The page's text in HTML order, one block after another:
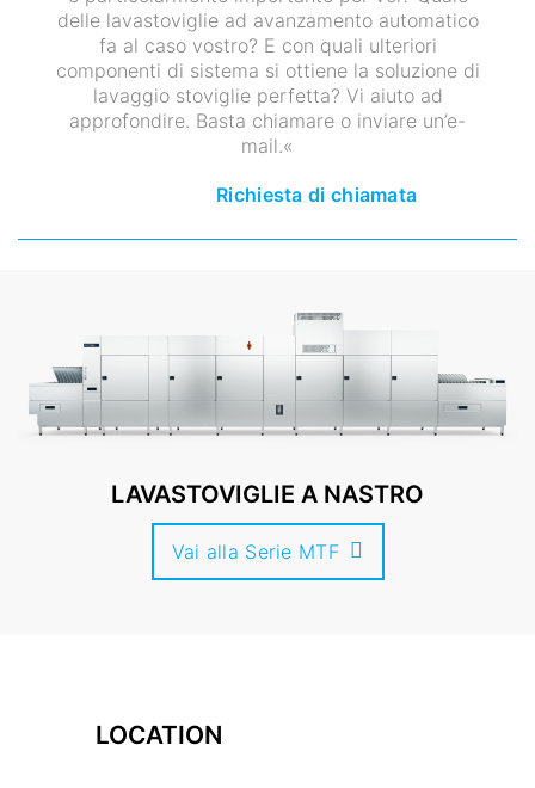
delle lavastoviglie ad avanzamento automatico
fa al caso vostro? E con quali ulteriori
componenti di sistema si ottiene la soluzione di
lavaggio stoviglie perfetta? Vi aiuto ad
approfondire. Basta chiamare o inviare un’e-
mail.«
Richiesta di chiamata
LAVASTOVIGLIE A NASTRO
Vai alla Serie MTF
LOCATION